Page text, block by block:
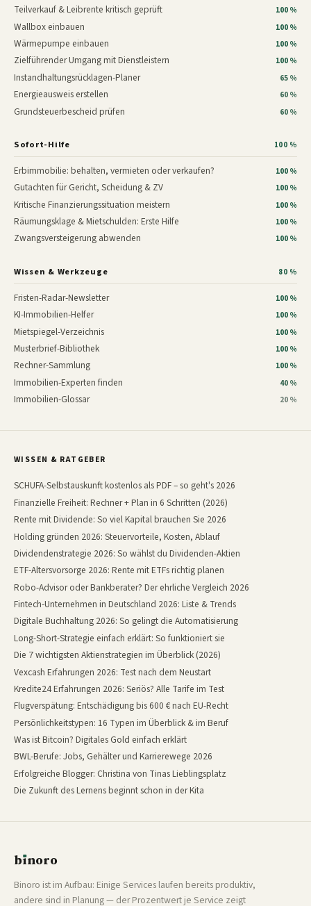
Teilverkauf & Leibrente kritisch geprüft 100 %
Wallbox einbauen 100 %
Wärmepumpe einbauen 100 %
Zielführender Umgang mit Dienstleistern 100 %
Instandhaltungsrücklagen-Planer 65 %
Energieausweis erstellen 60 %
Grundsteuerbescheid prüfen 60 %
Sofort-Hilfe 100 %
Erbimmobilie: behalten, vermieten oder verkaufen? 100 %
Gutachten für Gericht, Scheidung & ZV 100 %
Kritische Finanzierungssituation meistern 100 %
Räumungsklage & Mietschulden: Erste Hilfe 100 %
Zwangsversteigerung abwenden 100 %
Wissen & Werkzeuge 80 %
Fristen-Radar-Newsletter 100 %
KI-Immobilien-Helfer 100 %
Mietspiegel-Verzeichnis 100 %
Musterbrief-Bibliothek 100 %
Rechner-Sammlung 100 %
Immobilien-Experten finden 40 %
Immobilien-Glossar 20 %
WISSEN & RATGEBER
SCHUFA-Selbstauskunft kostenlos als PDF – so geht's 2026
Finanzielle Freiheit: Rechner + Plan in 6 Schritten (2026)
Rente mit Dividende: So viel Kapital brauchen Sie 2026
Holding gründen 2026: Steuervorteile, Kosten, Ablauf
Dividendenstrategie 2026: So wählst du Dividenden-Aktien
ETF-Altersvorsorge 2026: Rente mit ETFs richtig planen
Robo-Advisor oder Bankberater? Der ehrliche Vergleich 2026
Fintech-Unternehmen in Deutschland 2026: Liste & Trends
Digitale Buchhaltung 2026: So gelingt die Automatisierung
Long-Short-Strategie einfach erklärt: So funktioniert sie
Die 7 wichtigsten Aktienstrategien im Überblick (2026)
Vexcash Erfahrungen 2026: Test nach dem Neustart
Kredite24 Erfahrungen 2026: Seriös? Alle Tarife im Test
Flugverspätung: Entschädigung bis 600 € nach EU-Recht
Persönlichkeitstypen: 16 Typen im Überblick & im Beruf
Was ist Bitcoin? Digitales Gold einfach erklärt
BWL-Berufe: Jobs, Gehälter und Karrierewege 2026
Erfolgreiche Blogger: Christina von Tinas Lieblingsplatz
Die Zukunft des Lernens beginnt schon in der Kita
bınoro
Binoro ist im Aufbau: Einige Services laufen bereits produktiv,
andere sind in Planung — der Prozentwert je Service zeigt